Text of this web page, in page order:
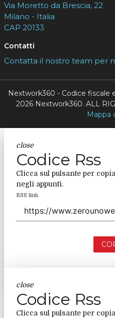
Via Moretto da Brescia, 22
Milano - Italia
CAP 20133
Contatti
Contatta il nostro team per
Nextwork360 - Codice fiscale
2026 Nextwork360. ALL
Mappa
close
Codice Rss
Clicca sul pulsante per
negli appunti.
RSS link
close
Codice Rss
Clicca sul pulsante per